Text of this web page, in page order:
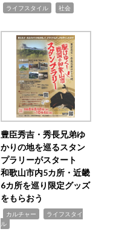
ライフスタイル 社会
豊臣秀吉・秀長兄弟ゆ
かりの地を巡るスタン
プラリーがスタート
和歌山市内5カ所・近畿
6カ所を巡り限定グッズ
をもらおう
カルチャー
ライフスタイ
ル